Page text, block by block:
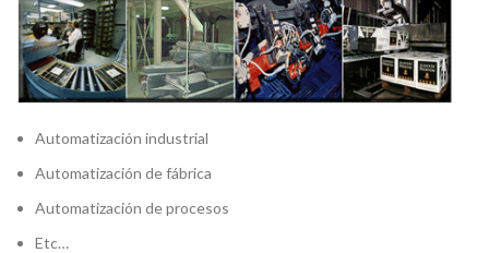
Automatización industrial
Automatización de fábrica
Automatización de procesos
Etc…